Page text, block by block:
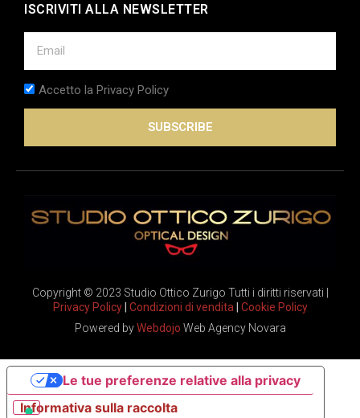
ISCRIVITI ALLA NEWSLETTER
Accetto la Privacy Policy
SUBSCRIBE
Copyright © 2023 Studio Ottico Zurigo Tutti i diritti riservati |
Privacy Policy| Condizioni di vendita
Cookie Policy
Powered by Webdojo Web Agency Novara
Informativa sulla raccolta
Le tue preferenze relative alla privacy